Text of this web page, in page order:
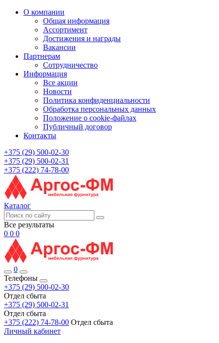
О компании
Общая информация
Ассортимент
Достижения и награды
Вакансии
Партнерам
Сотрудничество
Информация
Все акции
Новости
Политика конфиденциальности
Обработка персональных данных
Положение о cookie-файлах
Публичный договор
Контакты
+375 (29) 500-02-30
+375 (29) 500-02-31
+375 (222) 74-78-00
Каталог
Все результаты
0 0 0
0
Телефоны
+375 (29) 500-02-30
Отдел сбыта
+375 (29) 500-02-31
Отдел сбыта
+375 (222) 74-78-00 Отдел сбыта
Личный кабинет